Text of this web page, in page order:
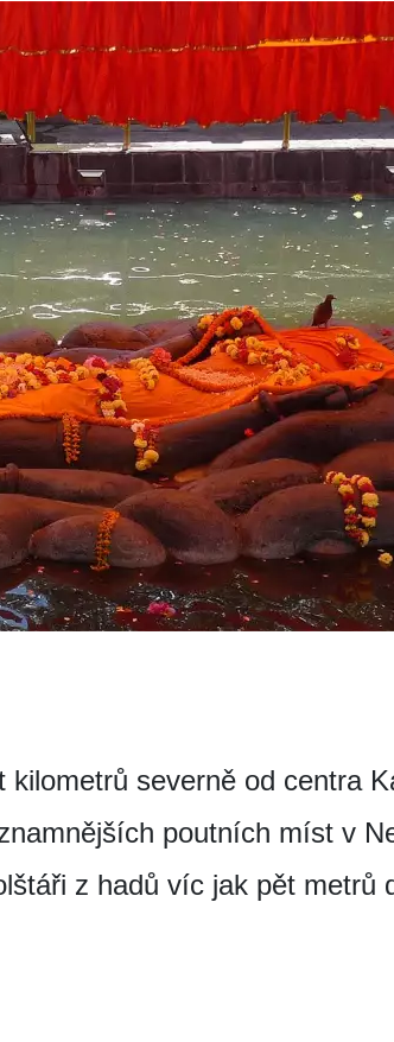
severně od centra
poutních míst v
z hadů víc jak pět metrů